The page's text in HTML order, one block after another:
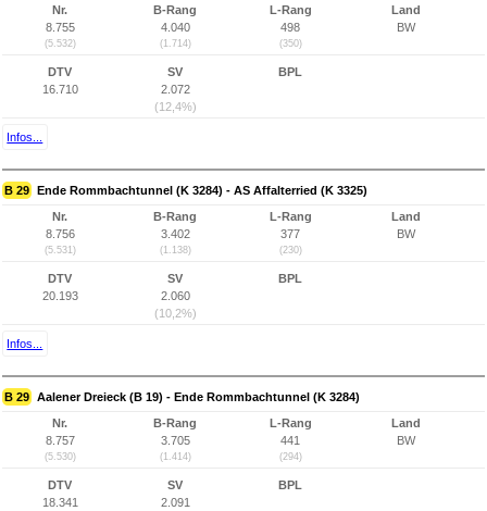
Nr.
8.755
(5.532)
B-Rang
4.040
(1.714)
L-Rang
498
(350)
Land
BW
DTV
16.710
SV
2.072
(12,4%)
BPL
Infos...
B 29 Ende Rommbachtunnel (K 3284) - AS Affalterried (K 3325)
Nr.
8.756
(5.531)
B-Rang
3.402
(1.138)
L-Rang
377
(230)
Land
BW
DTV
20.193
SV
2.060
(10,2%)
BPL
Infos...
B 29 Aalener Dreieck (B 19) - Ende Rommbachtunnel (K 3284)
Nr.
8.757
(5.530)
B-Rang
3.705
(1.414)
L-Rang
441
(294)
Land
BW
DTV
18.341
SV
2.091
BPL